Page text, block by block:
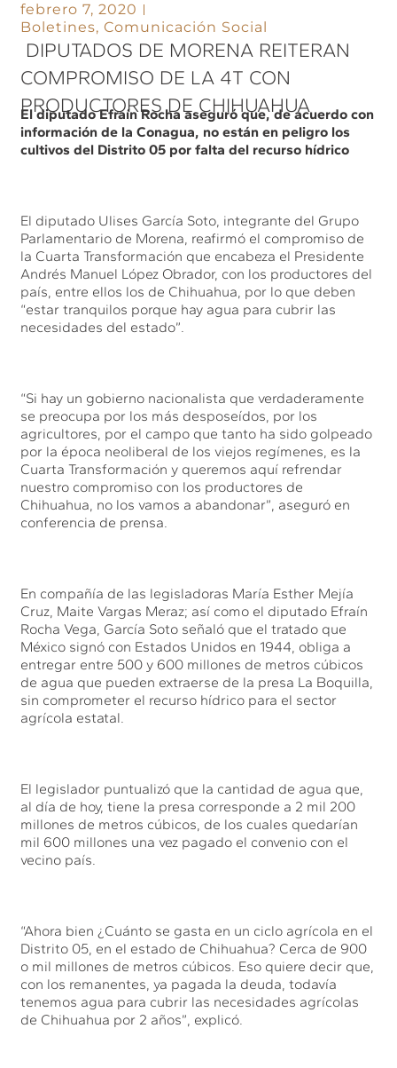
febrero 7, 2020
Boletines,Comunicación Social
DIPUTADOS DE MORENA REITERAN
COMPROMISO DE LA 4T CON
PRODUCTORES DE CHIHUAHUA
El diputado Efraín Rocha aseguró que, de acuerdo con
información de la Conagua, no están en peligro los
cultivos del Distrito 05 por falta del recurso hídrico
El diputado Ulises García Soto, integrante del Grupo
Parlamentario de Morena, reafirmó el compromiso de
la Cuarta Transformación que encabeza el Presidente
Andrés Manuel López Obrador, con los productores del
país, entre ellos los de Chihuahua, por lo que deben
“estar tranquilos porque hay agua para cubrir las
necesidades del estado”.
“Si hay un gobierno nacionalista que verdaderamente
se preocupa por los más desposeídos, por los
agricultores, por el campo que tanto ha sido golpeado
por la época neoliberal de los viejos regímenes, es la
Cuarta Transformación y queremos aquí refrendar
nuestro compromiso con los productores de
Chihuahua, no los vamos a abandonar”, aseguró en
conferencia de prensa.
En compañía de las legisladoras María Esther Mejía
Cruz, Maite Vargas Meraz; así como el diputado Efraín
Rocha Vega, García Soto señaló que el tratado que
México signó con Estados Unidos en 1944, obliga a
entregar entre 500 y 600 millones de metros cúbicos
de agua que pueden extraerse de la presa La Boquilla,
sin comprometer el recurso hídrico para el sector
agrícola estatal.
El legislador puntualizó que la cantidad de agua que,
al día de hoy, tiene la presa corresponde a 2 mil 200
millones de metros cúbicos, de los cuales quedarían
mil 600 millones una vez pagado el convenio con el
vecino país.
“Ahora bien ¿Cuánto se gasta en un ciclo agrícola en el
Distrito 05, en el estado de Chihuahua? Cerca de 900
o mil millones de metros cúbicos. Eso quiere decir que,
con los remanentes, ya pagada la deuda, todavía
tenemos agua para cubrir las necesidades agrícolas
de Chihuahua por 2 años”, explicó.